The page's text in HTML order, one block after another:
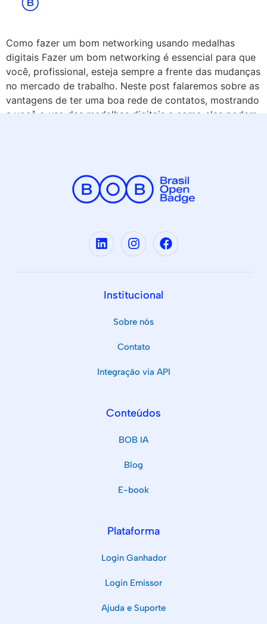
Como fazer um bom networking usando medalhas
digitais Fazer um bom networking é essencial para que
você, profissional, esteja sempre a frente das mudanças
no mercado de trabalho. Neste post falaremos sobre as
vantagens de ter uma boa rede de contatos, mostrando
a você o uso das medalhas digitais e como elas podem
Institucional
Sobre nós
Contato
Integração via API
Conteúdos
BOB IA
Blog
E-book
Plataforma
Login Ganhador
Login Emissor
Ajuda e Suporte